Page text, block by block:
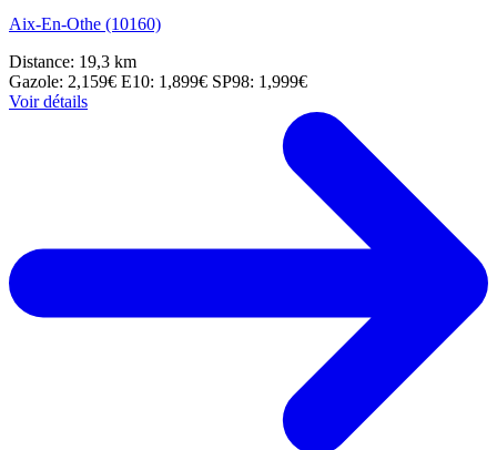
Aix-En-Othe (10160)
Distance: 19,3 km
Gazole: 2,159€ E10: 1,899€ SP98: 1,999€
Voir détails